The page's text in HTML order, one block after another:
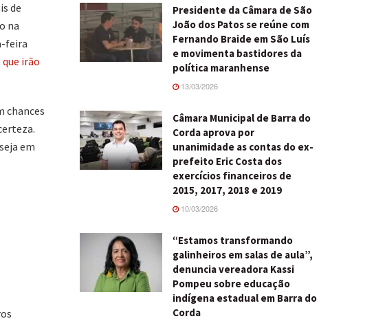
de
na
feira
irão
chances
em
Presidente da Câmara de São
João dos Patos se reúne com
Fernando Braide em São Luís
e movimenta bastidores da
política maranhense
13/03/2026
Câmara Municipal de Barra do
Corda aprova por
unanimidade as contas do ex-
prefeito Eric Costa dos
exercícios financeiros de
2015, 2017, 2018 e 2019
10/03/2026
“Estamos transformando
galinheiros em salas de aula”,
denuncia vereadora Kassi
Pompeu sobre educação
indígena estadual em Barra do
Corda